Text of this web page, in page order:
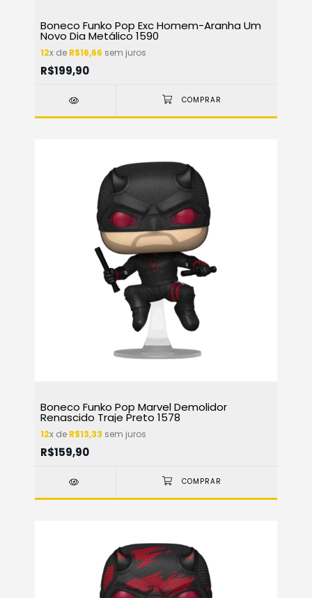
Boneco Funko Pop Exc Homem-Aranha Um
Novo Dia Metálico 1590
12x de R$16,66 sem juros
R$199,90
Boneco Funko Pop Marvel Demolidor
Renascido Traje Preto 1578
12x de R$13,33 sem juros
R$159,90